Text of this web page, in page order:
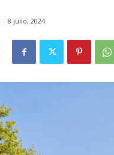
8 julio, 2024